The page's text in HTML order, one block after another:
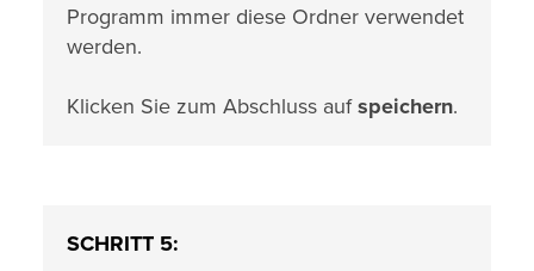
Programm immer diese Ordner verwendet
werden.
Klicken Sie zum Abschluss aufspeichern.
SCHRITT 5: